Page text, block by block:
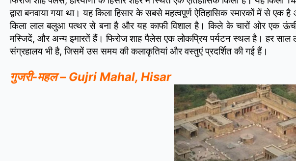
द्वारा बनवाया गया था। यह किला हिसार के सबसे महत्वपूर्ण ऐतिहासिक स्मारकों में से
किला लाल बलुआ पत्थर से बना है और यह काफी विशाल है। किले के चारों ओर एक
मस्जिदें, और अन्य इमारतें हैं। फिरोज शाह पैलेस एक लोकप्रिय पर्यटन स्थल है। हर
संग्रहालय भी है, जिसमें उस समय की कलाकृतियां और वस्तुएं प्रदर्शित की गई हैं।
गुजरी-महल – Gujri Mahal, Hisar